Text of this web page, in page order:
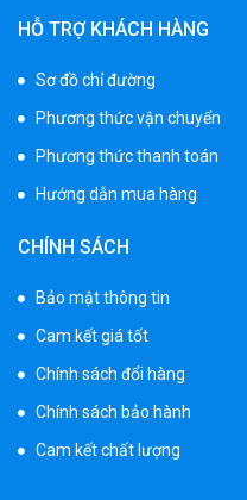
1.650.000 ₫
1.950.000 ₫
Xe 3
750.000 ₫
HỖ TRỢ KHÁCH HÀNG
Sơ đồ chỉ đường
Phương thức vận chuyển
Phương thức thanh toán
Hướng dẫn mua hàng
CHÍNH SÁCH
Bảo mật thông tin
Cam kết giá tốt
Chính sách đổi hàng
Chính sách bảo hành
Cam kết chất lượng